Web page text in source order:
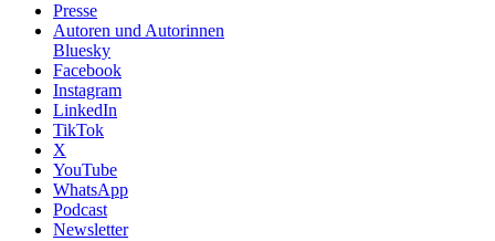
Presse
Autoren und Autorinnen
Bluesky
Facebook
Instagram
LinkedIn
TikTok
X
YouTube
WhatsApp
Podcast
Newsletter